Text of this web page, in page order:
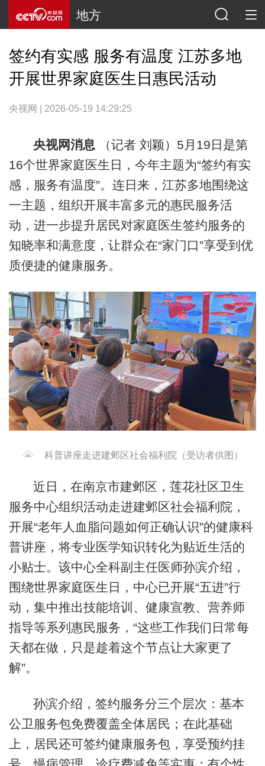
地方
签约有实感 服务有温度 江苏多地
开展世界家庭医生日惠民活动
央视网 | 2026-05-19 14:29:25
央视网消息 （记者 刘颖）5月19日是第
16个世界家庭医生日，今年主题为“签约有实
感，服务有温度”。连日来，江苏多地围绕这
一主题，组织开展丰富多元的惠民服务活
动，进一步提升居民对家庭医生签约服务的
知晓率和满意度，让群众在“家门口”享受到优
质便捷的健康服务。
科普讲座走进建邺区社会福利院（受访者供图）
近日，在南京市建邺区，莲花社区卫生
服务中心组织活动走进建邺区社会福利院，
开展“老年人血脂问题如何正确认识”的健康科
普讲座，将专业医学知识转化为贴近生活的
小贴士。该中心全科副主任医师孙滨介绍，
围绕世界家庭医生日，中心已开展“五进”行
动，集中推出技能培训、健康宣教、营养师
指导等系列惠民服务，“这些工作我们日常每
天都在做，只是趁着这个节点让大家更了
解”。
孙滨介绍，签约服务分三个层次：基本
公卫服务包免费覆盖全体居民；在此基础
上，居民还可签约健康服务包，享受预约挂